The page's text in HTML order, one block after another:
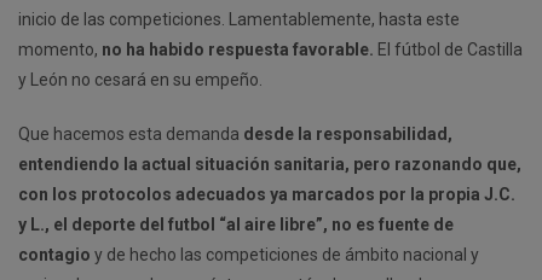
inicio de las competiciones. Lamentablemente, hasta este
momento, no ha habido respuesta favorable. El fútbol de Castilla
y León no cesará en su empeño.
Que hacemos esta demanda desde la responsabilidad,
entendiendo la actual situación sanitaria, pero razonando que,
con los protocolos adecuados ya marcados por la propia J.C.
y L., el deporte del futbol “al aire libre”, no es fuente de
contagio y de hecho las competiciones de ámbito nacional y